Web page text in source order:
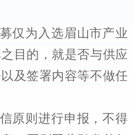
仅为入选眉山市产业
目的，就是否与供应
及签署内容等不做任
原则进行申报，不得